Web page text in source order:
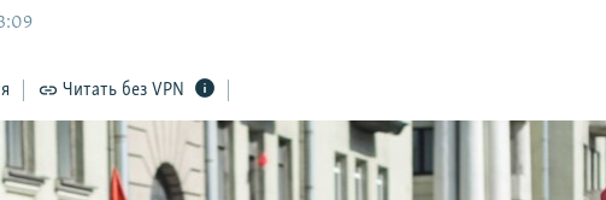
Читать без VPN